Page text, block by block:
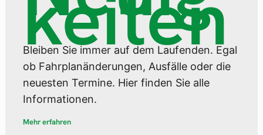
Bleiben Sie immer auf dem Laufenden. Egal
ob Fahrplanänderungen, Ausfälle oder die
neuesten Termine. Hier finden Sie alle
Informationen.
Mehr erfahren